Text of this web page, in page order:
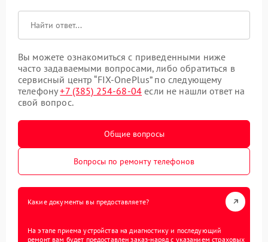
Вы можете ознакомиться с приведенными ниже
часто задаваемыми вопросами, либо обратиться в
сервисный центр “FIX-OnePlus” по следующему
телефону+7 (385) 254-68-04 если не нашли ответ на
свой вопрос.
Общие вопросы
Вопросы по ремонту телефонов
Какие документы вы предоставляете?
На этапе приема устройства на диагностику и последующий
ремонт вам будет предоставлен заказ-наряд с указанием страховых